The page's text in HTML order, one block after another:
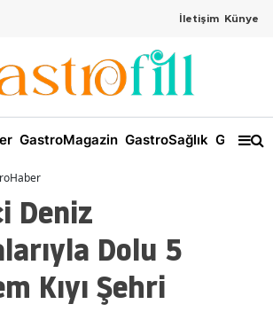
İletişim Künye
GastroMagazin GastroSağlık
Deniz
Dolu 5
Kıyı Şehri